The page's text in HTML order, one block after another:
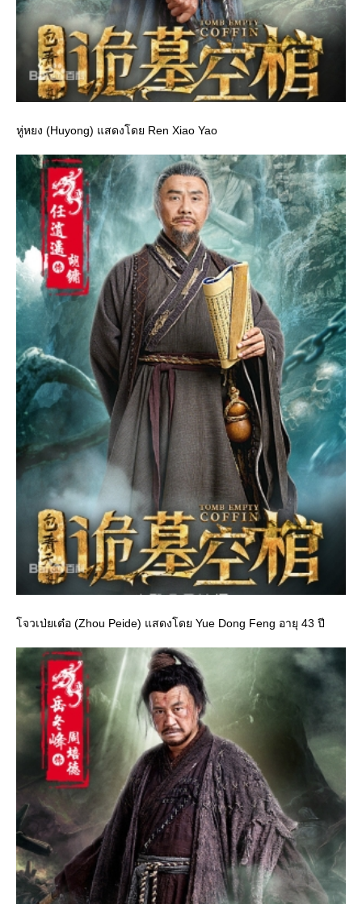
หู่หยง (Huyong) แสดงโดย Ren Xiao Yao
จวเป่ยเต๋อ (Zhou Peide) แสดงโดย Yue Dong Feng อายุ 43 ปี